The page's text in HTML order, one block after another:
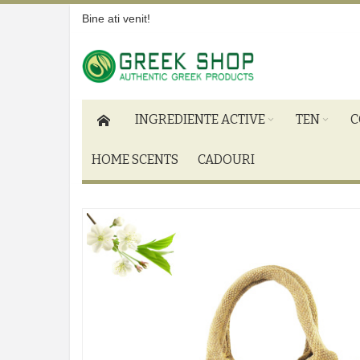
Bine ati venit!
INGREDIENTE ACTIVE TEN
HOME SCENTS CADOURI